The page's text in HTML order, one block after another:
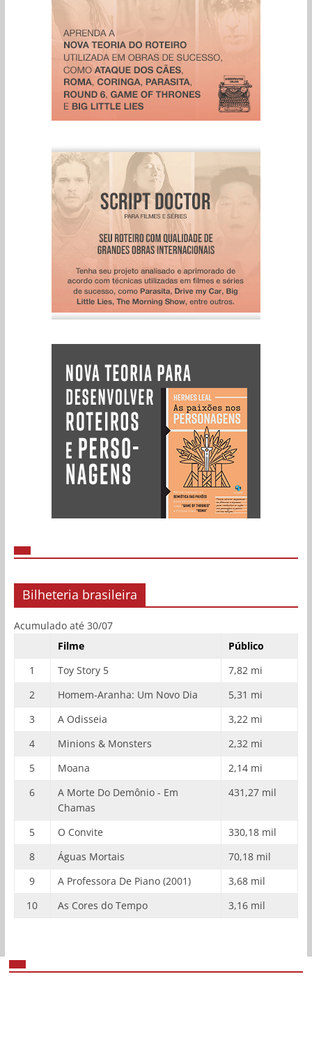
Bilheteria brasileira
Acumulado até 30/07
Filme
Público
1
Toy Story 5
7,82 mi
2
Homem-Aranha: Um Novo Dia
5,31 mi
3
A Odisseia
3,22 mi
4
Minions & Monsters
2,32 mi
5
Moana
2,14 mi
6
A Morte Do Demônio - Em
Chamas
431,27 mil
5 O Convite
330,18 mil
8
Águas Mortais
70,18 mil
9
A Professora De Piano (2001)
3,68 mil
10
As Cores do Tempo 3,16 mil